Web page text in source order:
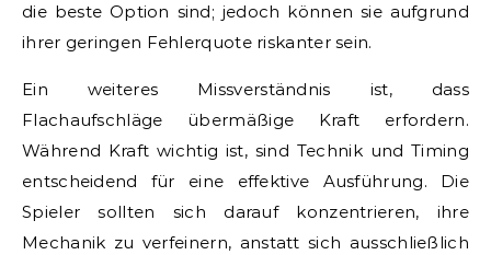
die beste Option sind; jedoch können sie aufgrund
ihrer geringen Fehlerquote riskanter sein.
Ein weiteres Missverständnis ist, dass
Flachaufschläge übermäßige Kraft erfordern.
Während Kraft wichtig ist, sind Technik und Timing
entscheidend für eine effektive Ausführung. Die
Spieler sollten sich darauf konzentrieren, ihre
Mechanik zu verfeinern, anstatt sich ausschließlich